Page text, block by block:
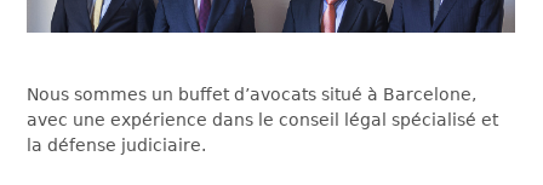
Nous sommes un buffet d’avocats situé à Barcelone,
avec une expérience dans le conseil légal spécialisé et
la défense judiciaire.